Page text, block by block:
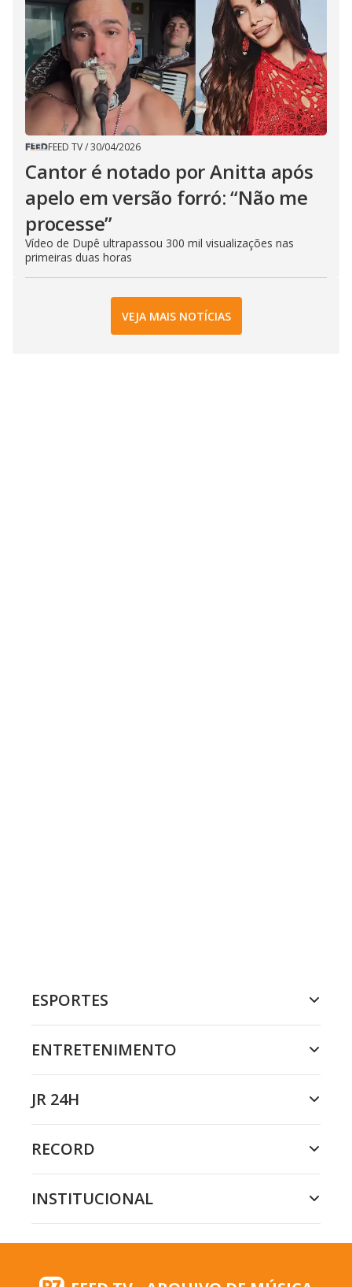
FEED TV/30/04/2026
Cantor é notado por Anitta após
apelo em versão forró: “Não me
processe”
Vídeo de Dupê ultrapassou 300 mil visualizações nas
primeiras duas horas
VEJA MAIS NOTÍCIAS
ESPORTES
ENTRETENIMENTO
JR 24H
RECORD
INSTITUCIONAL